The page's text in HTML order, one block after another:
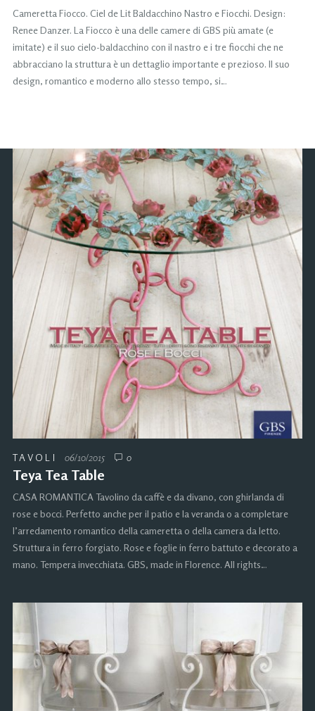
Cameretta Fiocco. Ciel de Lit Baldacchino Nastro e Fiocchi. Design:
Renee Danzer. La Fiocco è una delle camere di GBS più amate (e
imitate) e il suo cielo-baldacchino con il nastro e i tre fiocchi che ne
abbracciano la struttura è un dettaglio importante e prezioso. Il suo
design, romantico e moderno allo stesso tempo, si…
TAVOLI 06/10/2015 0
Teya Tea Table
CASA ROMANTICA Tavolino da caffè e da divano, con ghirlanda di
rose e bocci. Perfetto anche per il patio e la veranda o a completare
l’arredamento romantico della cameretta o della camera da letto.
Struttura in ferro forgiato. Rose e foglie in ferro battuto e decorato a
mano. Tempera invecchiata. GBS, made in Florence. All rights…